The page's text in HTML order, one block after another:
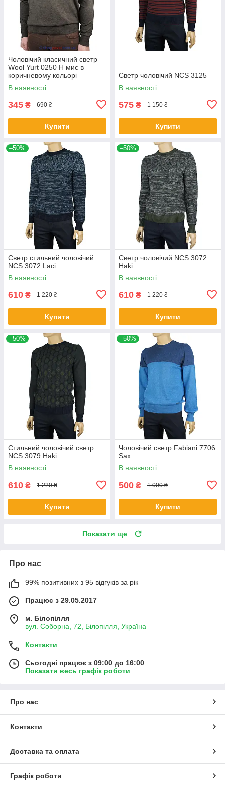
Чоловічий класичний светр
Wool Yurt 0250 Н мис в
коричневому кольорі
В наявності
345 ₴ 690 ₴
Купити
Светр чоловічий NCS 3125
В наявності
575 ₴ 1 150 ₴
Купити
–50%
Светр стильний чоловічий
NCS 3072 Laci
В наявності
610 ₴ 1 220 ₴
Купити
–50%
Светр чоловічий NCS 3072
Haki
В наявності
610 ₴ 1 220 ₴
Купити
–50%
Стильний чоловічий светр
NCS 3079 Haki
В наявності
610 ₴ 1 220 ₴
Купити
–50%
Чоловічий светр Fabiani 7706
Sax
В наявності
500 ₴ 1 000 ₴
Купити
Показати ще
Про нас
99% позитивних з 95 відгуків за рік
Працює з 29.05.2017
м. Білопілля
вул. Соборна, 72, Білопілля, Україна
Контакти
Сьогодні працює з 09:00 до 16:00
Показати весь графік роботи
Про нас
Контакти
Доставка та оплата
Графік роботи